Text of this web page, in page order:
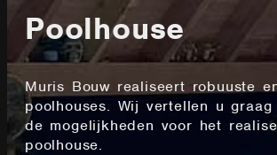
Poolhouse
Muris Bouw realiseert robuuste
poolhouses. Wij vertellen u
de mogelijkheden voor het
poolhouse.